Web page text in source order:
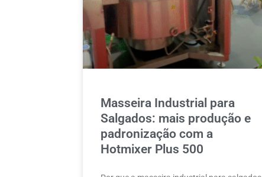
Masseira Industrial para
Salgados: mais produção e
padronização com a
Hotmixer Plus 500